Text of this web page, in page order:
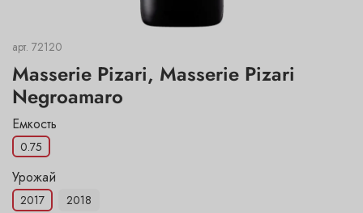
арт. 72120
Masserie Pizari, Masserie Pizari
Negroamaro
Емкость
0.75
Урожай
2017 2018